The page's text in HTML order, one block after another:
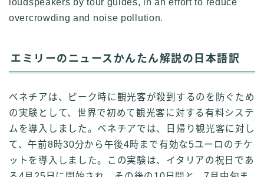
overcrowding and noise pollution.
エミリーのニュースかんたん解説の日本語訳
ベネチアは、ピーク時に観光客が殺到するのを防ぐため
の実験として、世界で初めて観光客に対する有料システ
ムを導入しました。ベネチアでは、日帰り観光客に対し
て、午前8時30分から午後4時まで有効な5ユーロのチケ
ットを導入しました。この実験は、イタリアの祝日であ